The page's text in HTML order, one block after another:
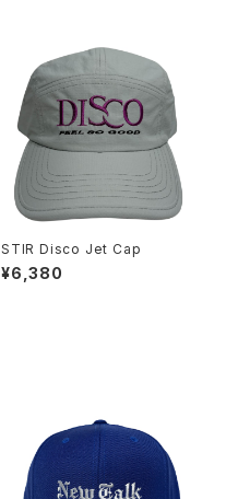
STIR Disco Jet Cap
¥6,380